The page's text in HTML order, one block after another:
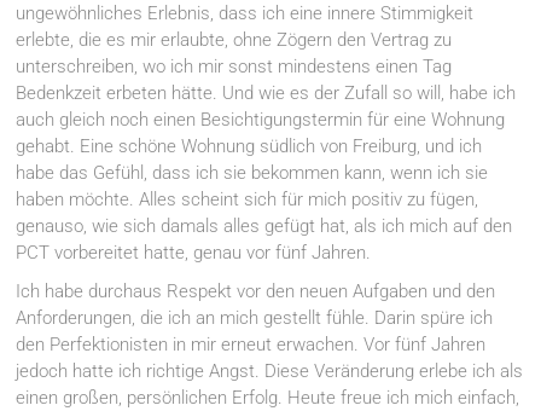
ungewöhnliches Erlebnis, dass ich eine innere Stimmigkeit
erlebte, die es mir erlaubte, ohne Zögern den Vertrag zu
unterschreiben, wo ich mir sonst mindestens einen Tag
Bedenkzeit erbeten hätte. Und wie es der Zufall so will, habe ich
auch gleich noch einen Besichtigungstermin für eine Wohnung
gehabt. Eine schöne Wohnung südlich von Freiburg, und ich
habe das Gefühl, dass ich sie bekommen kann, wenn ich sie
haben möchte. Alles scheint sich für mich positiv zu fügen,
genauso, wie sich damals alles gefügt hat, als ich mich auf den
PCT vorbereitet hatte, genau vor fünf Jahren.
Ich habe durchaus Respekt vor den neuen Aufgaben und den
Anforderungen, die ich an mich gestellt fühle. Darin spüre ich
den Perfektionisten in mir erneut erwachen. Vor fünf Jahren
jedoch hatte ich richtige Angst. Diese Veränderung erlebe ich als
einen großen, persönlichen Erfolg. Heute freue ich mich einfach,